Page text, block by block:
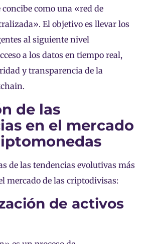
como una «red de
El objetivo es llevar los
al siguiente nivel
a los datos en tiempo real,
y transparencia de la
de las
en el mercado
de las tendencias evolutivas más
mercado de las criptodivisas:
de activos